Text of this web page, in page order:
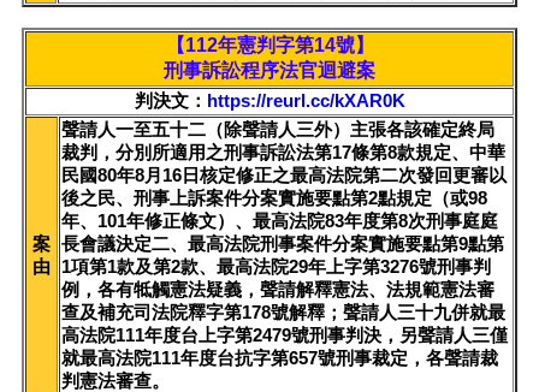
【112年憲判字第14號】
刑事訴訟程序法官迴避案
判決文： https://reurl.cc/kXAR0K
案
由
聲請人一至五十二（除聲請人三外）主張各該確定終局
裁判，分別所適用之刑事訴訟法第17條第8款規定、中華
民國80年8月16日核定修正之最高法院第二次發回更審以
後之民、刑事上訴案件分案實施要點第2點規定（或98
年、101年修正條文）、最高法院83年度第8次刑事庭庭
長會議決定二、最高法院刑事案件分案實施要點第9點第
1項第1款及第2款、最高法院29年上字第3276號刑事判
例，各有牴觸憲法疑義，聲請解釋憲法、法規範憲法審
查及補充司法院釋字第178號解釋；聲請人三十九併就最
高法院111年度台上字第2479號刑事判決，另聲請人三僅
就最高法院111年度台抗字第657號刑事裁定，各聲請裁
判憲法審查。